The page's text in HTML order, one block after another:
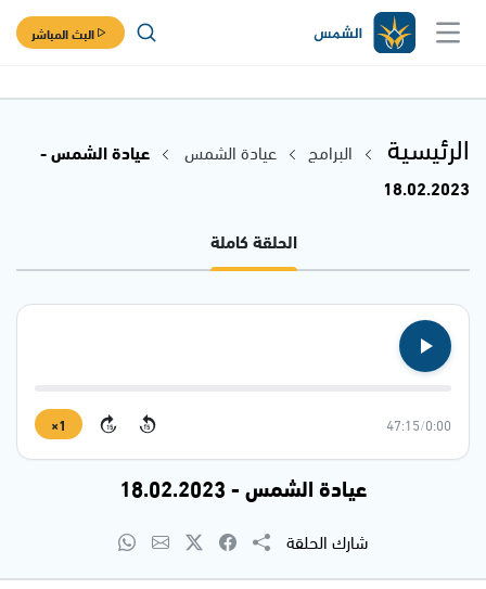
البث المباشر
الرئيسية البرامج عيادة الشمس
عيادة الشمس -
18.02.2023
الحلقة كاملة
0:00
/
47:15
15
15
1×
عيادة الشمس - 18.02.2023
شارك الحلقة